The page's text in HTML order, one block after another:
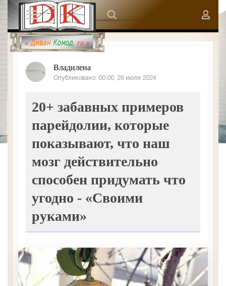
Владилена
Опубликовано: 00:00, 26 июля 2024
20+ забавных примеров
парейдолии, которые
показывают, что наш
мозг действительно
способен придумать что
угодно - «Своими
руками»